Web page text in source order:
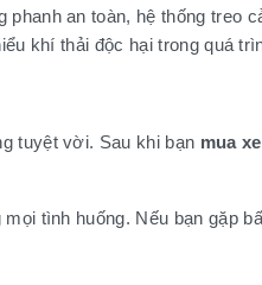
an toàn, hệ thống treo
khí thải độc hại trong quá
tuyệt vời. Sau khi bạn mua
tình huống. Nếu bạn gặp